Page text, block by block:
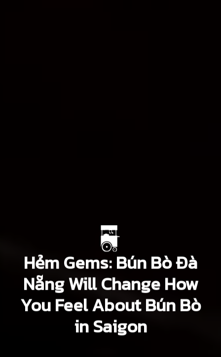
Hẻm Gems: Bún Bò Đà
Nẵng Will Change How
You Feel About Bún Bò
in Saigon